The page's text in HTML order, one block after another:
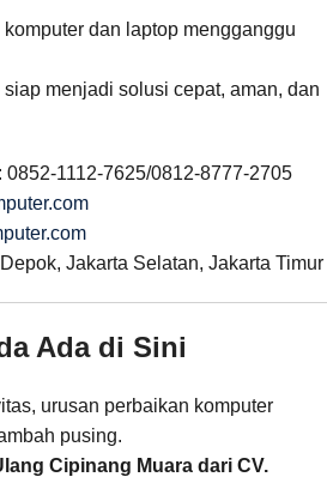
dan laptop mengganggu
siap menjadi solusi cepat, aman, dan
: 0852-1112-7625/0812-8777-2705
Jakarta Selatan, Jakarta Timur
Ada di Sini
urusan perbaikan komputer
pusing.
Cipinang Muara dari CV.